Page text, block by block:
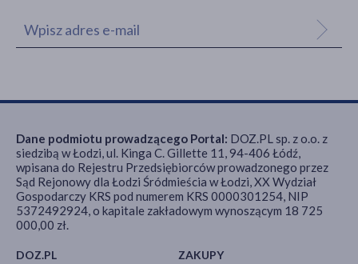
DOZ.PL ZAKUPY
Dane podmiotu prowadzącego Portal: DOZ.PL sp. z o.o. z
siedzibą w Łodzi, ul. Kinga C. Gillette 11, 94-406 Łódź,
wpisana do Rejestru Przedsiębiorców prowadzonego przez
Sąd Rejonowy dla Łodzi Śródmieścia w Łodzi, XX Wydział
Gospodarczy KRS pod numerem KRS 0000301254, NIP
5372492924, o kapitale zakładowym wynoszącym 18 725
000,00 zł.